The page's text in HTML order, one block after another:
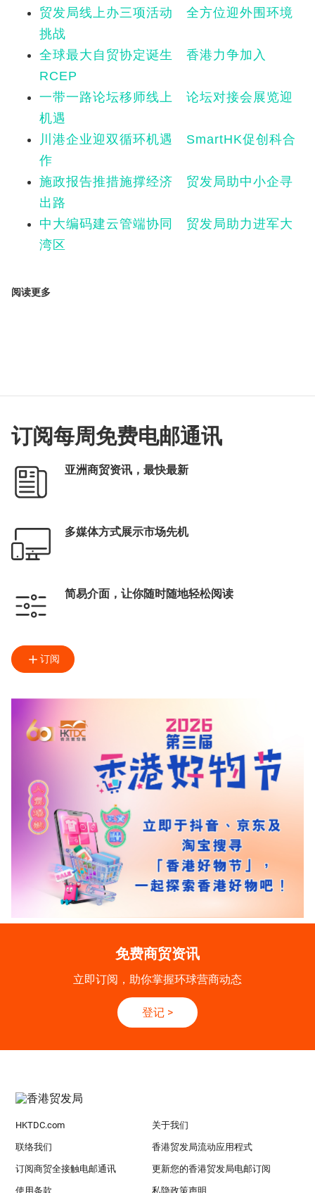
贸发局线上办三项活动 全方位迎外围环境
挑战
全球最大自贸协定诞生 香港力争加入
RCEP
一带一路论坛移师线上 论坛对接会展览迎
机遇
川港企业迎双循环机遇 SmartHK促创科合
作
施政报告推措施撑经济 贸发局助中小企寻
出路
中大编码建云管端协同 贸发局助力进军大
湾区
阅读更多
订阅每周免费电邮通讯
亚洲商贸资讯，最快最新
多媒体方式展示市场先机
简易介面，让你随时随地轻松阅读
订阅
免费商贸资讯
立即订阅，助你掌握环球营商动态
登记 >
HKTDC.com 关于我们
联络我们 香港贸发局流动应用程式
订阅商贸全接触电邮通讯 更新您的香港贸发局电邮订阅
使用条款 私隐政策声明